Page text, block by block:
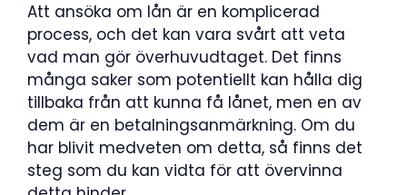
Att ansöka om lån är en komplicerad
process, och det kan vara svårt att veta
vad man gör överhuvudtaget. Det finns
många saker som potentiellt kan hålla dig
tillbaka från att kunna få lånet, men en av
dem är en betalningsanmärkning. Om du
har blivit medveten om detta, så finns det
steg som du kan vidta för att övervinna